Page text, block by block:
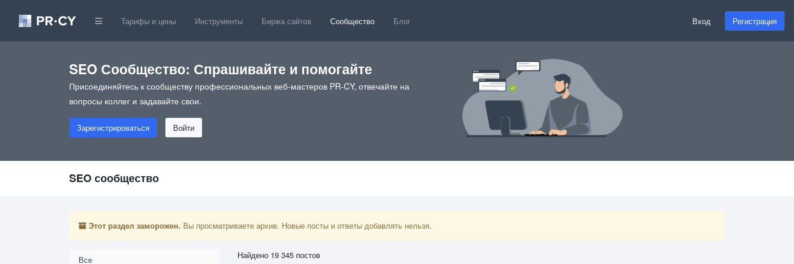
Тарифы и цены Инструменты Биржа сайтов Сообщество Блог Вход Регистрация
SEO Сообщество: Спрашивайте и помогайте
Присоединяйтесь к сообществу профессиональных веб-мастеров PR-CY, отвечайте на
вопросы коллег и задавайте свои.
Зарегистрироваться Войти
SEO сообщество
Этот раздел заморожен. Вы просматриваете архив. Новые посты и ответы добавлять нельзя.
Все Найдено 19 345 постов